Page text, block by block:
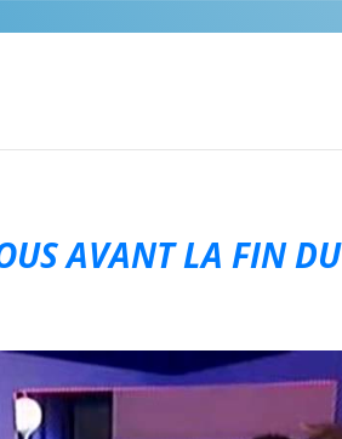
AVANT LA FIN DU